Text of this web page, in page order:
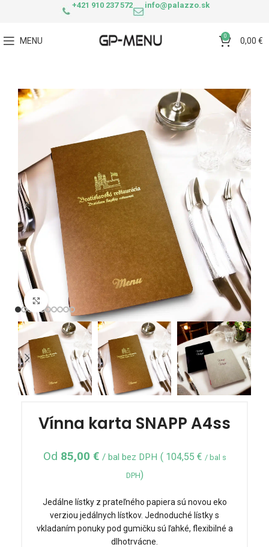
+421 910 237 572 info@palazzo.sk
MENU 0 0,00 €
Click to enlarge
Vínna karta SNAPP A4ss
Od 85,00 € / bal bez DPH ( 104,55 € / bal s
DPH)
Jedálne lístky z prateľného papiera sú novou eko
verziou jedálnych lístkov. Jednoduché lístky s
vkladaním ponuky pod gumičku sú ľahké, flexibilné a
dlhotrvácne.